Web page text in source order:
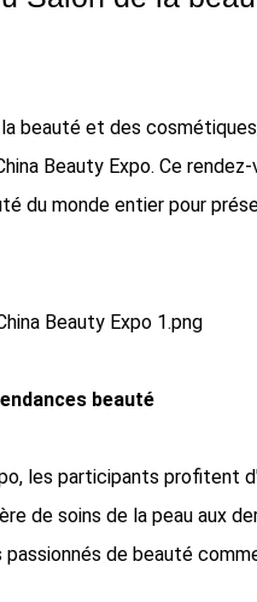
beauté et des
Beauty Expo. Ce
du monde entier pour
beauté
les participants
de soins de la peau aux
passionnés de beauté